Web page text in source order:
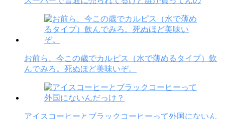
お前ら、今この歳でカルピス（水で薄めるタイプ）飲
んでみろ。死ぬほど美味いぞ。
アイスコーヒーとブラックコーヒーって外国にないん